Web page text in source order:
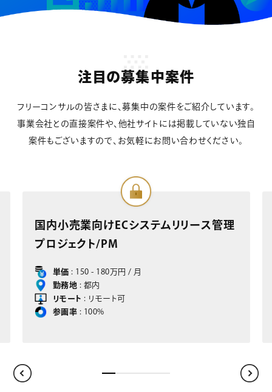
注目の募集中案件
フリーコンサルの皆さまに、募集中の案件をご紹介しています。
事業会社との直接案件や、他社サイトには掲載していない独自
案件もございますので、お気軽にお問い合わせください。
国内小売業向けECシステムリリース管理
プロジェクト/PM
単価
: 150 - 180万円 / 月
勤務地 : 都内
リモート : リモート可
参画率 : 100%